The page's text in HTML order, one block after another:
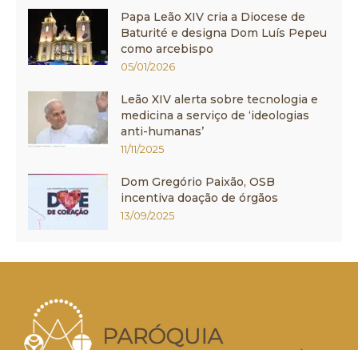
Papa Leão XIV cria a Diocese de
Baturité e designa Dom Luís Pepeu
como arcebispo
05/01/2026
Leão XIV alerta sobre tecnologia e
medicina a serviço de ‘ideologias
anti-humanas’
11/11/2025
Dom Gregório Paixão, OSB
incentiva doação de órgãos
13/09/2025